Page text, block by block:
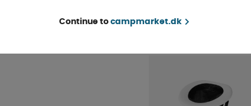
Continue to campmarket.dk